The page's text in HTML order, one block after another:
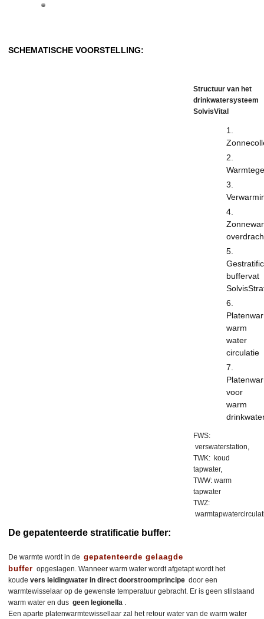
SCHEMATISCHE VOORSTELLING:
Structuur van het
drinkwatersysteem
SolvisVital
buffervat
warm
water
circulatie
voor
warm
FWS:
verswaterstation,
TWK: koud
tapwater,
TWW: warm
tapwater
TWZ:
De gepatenteerde stratificatie buffer:
De warmte wordt in degepatenteerde gelaagde
buffer opgeslagen. Wanneer warm water wordt afgetapt wordt het
koudevers leidingwater in direct doorstroomprincipe door een
warmtewisselaar op de gewenste temperatuur gebracht. Er is geen stilstaand
warm water en dusgeen legionella .
Een aparte platenwarmtewissellaar zal het retour water van de warm water